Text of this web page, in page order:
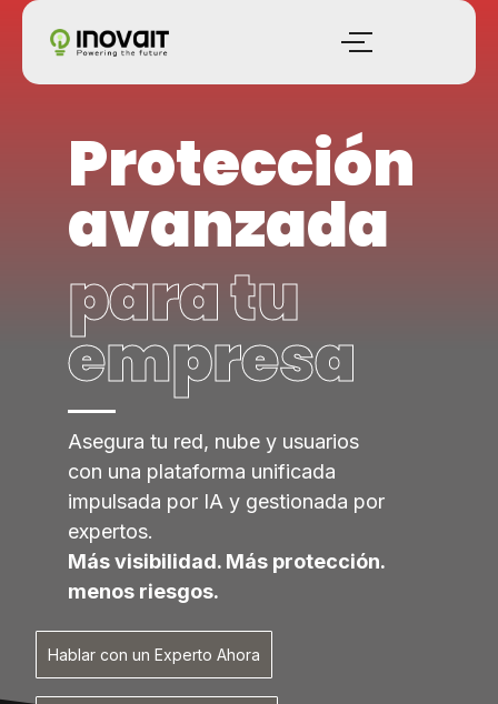
Protección
avanzada
para tu
empresa
Asegura tu red, nube y usuarios
con una plataforma unificada
impulsada por IA y gestionada por
expertos.
Más visibilidad. Más protección.
menos riesgos.
Hablar con un Experto Ahora